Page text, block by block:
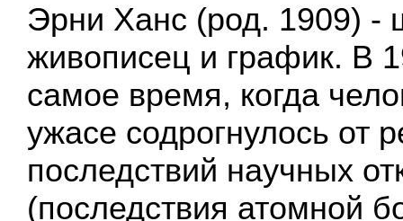
Эрни Ханс (род. 1909) -
живописец и график. В
самое время, когда
ужасе содрогнулось от
последствий научных
(последствия атомной